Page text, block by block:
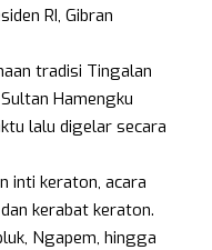
RI, Gibran
tradisi Tingalan
Hamengku
lalu digelar secara
inti keraton, acara
kerabat keraton.
Ngapem, hingga